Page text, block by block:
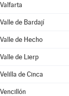
Valfarta
Valle de Bardají
Valle de Hecho
Valle de Lierp
Velilla de Cinca
Vencillón